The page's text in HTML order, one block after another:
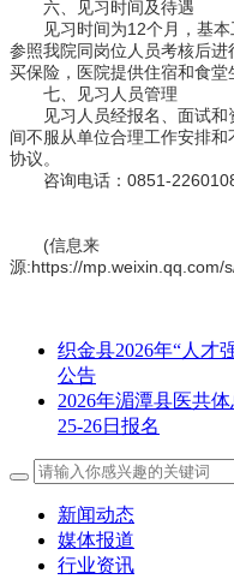
六、见习时间及待遇
见习时间为12个月，基本
参照我院同岗位人员考核后
买保险，医院提供住宿和食堂
七、见习人员管理
见习人员经报名、面试和
间不服从单位合理工作安排
协议。
咨询电话：0851-
(信息来
源:https://mp.weixin.qq.com/
织金县2026年“人才
公告
2026年湄潭县医共
25-26日报名
新闻动态
媒体报道
行业资讯